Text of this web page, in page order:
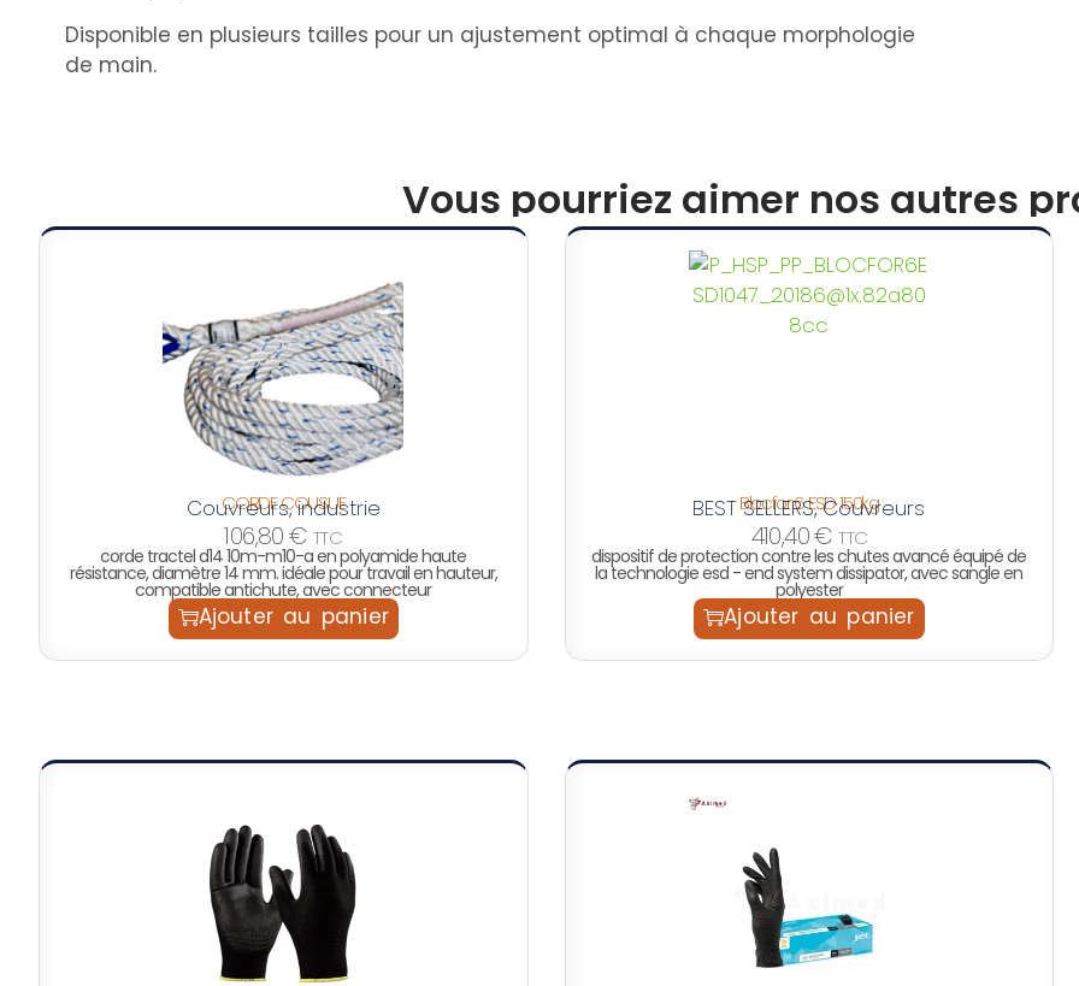
Disponible en plusieurs tailles pour un ajustement optimal à chaque morphologie
de main.
Vous pourriez aimer nos autres
CORDE COUSUE
Couvreurs,industrie
106,80€ TTC
corde tractel d14 10m-m10-a en polyamide haute
résistance, diamètre 14 mm. idéale pour travail en hauteur,
compatible antichute, avec connecteur
Ajouter au panier
Blocfor 6 ESD 150kg
BEST SELLERS,Couvreurs
410,40€ TTC
dispositif de protection contre les chutes avancé équipé de
la technologie esd - end system dissipator, avec sangle en
polyester
Ajouter au panier